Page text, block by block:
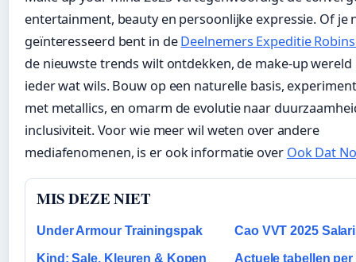
entertainment, beauty en persoonlijke expressie. Of je
geïnteresseerd bent in deDeelnemers Expeditie
de nieuwste trends wilt ontdekken, de make-up
ieder wat wils. Bouw op een naturelle basis,
met metallics, en omarm de evolutie naar
inclusiviteit. Voor wie meer wil weten over andere
mediafenomenen, is er ook informatie over Ook Dat
MIS DEZE NIET
Under Armour Trainingspak
Kind: Sale, Kleuren & Kopen
Cao VVT 2025
Actuele tabellen per